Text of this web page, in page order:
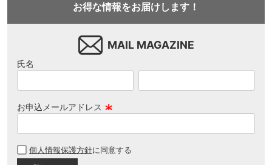
お得な情報をお届けします！
MAIL MAGAZINE
氏名
お申込メールアドレス
須
個人情報保護方針に同意する